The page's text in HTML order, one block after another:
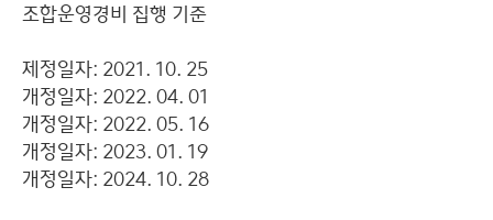
조합운영경비 집행 기준
제정일자: 2021. 10. 25
개정일자: 2022. 04. 01
개정일자: 2022. 05. 16
개정일자: 2023. 01. 19
개정일자: 2024. 10. 28